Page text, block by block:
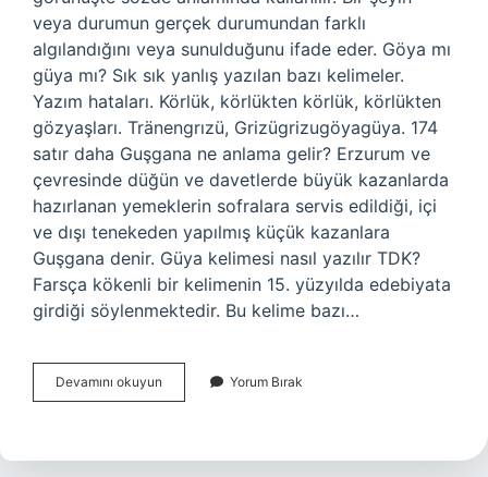
veya durumun gerçek durumundan farklı
algılandığını veya sunulduğunu ifade eder. Göya mı
güya mı? Sık sık yanlış yazılan bazı kelimeler.
Yazım hataları. Körlük, körlükten körlük, körlükten
gözyaşları. Tränengrızü, Grizügrizugöyagüya. 174
satır daha Guşgana ne anlama gelir? Erzurum ve
çevresinde düğün ve davetlerde büyük kazanlarda
hazırlanan yemeklerin sofralara servis edildiği, içi
ve dışı tenekeden yapılmış küçük kazanlara
Guşgana denir. Güya kelimesi nasıl yazılır TDK?
Farsça kökenli bir kelimenin 15. yüzyılda edebiyata
girdiği söylenmektedir. Bu kelime bazı…
Devamını okuyun
Ne
Yorum Bırak